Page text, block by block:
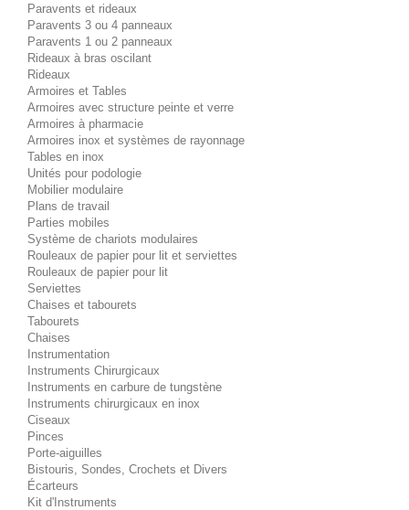
Paravents et rideaux
Paravents 3 ou 4 panneaux
Paravents 1 ou 2 panneaux
Rideaux à bras oscilant
Rideaux
Armoires et Tables
Armoires avec structure peinte et verre
Armoires à pharmacie
Armoires inox et systèmes de rayonnage
Tables en inox
Unités pour podologie
Mobilier modulaire
Plans de travail
Parties mobiles
Système de chariots modulaires
Rouleaux de papier pour lit et serviettes
Rouleaux de papier pour lit
Serviettes
Chaises et tabourets
Tabourets
Chaises
Instrumentation
Instruments Chirurgicaux
Instruments en carbure de tungstène
Instruments chirurgicaux en inox
Ciseaux
Pinces
Porte-aiguilles
Bistouris, Sondes, Crochets et Divers
Écarteurs
Kit d'Instruments